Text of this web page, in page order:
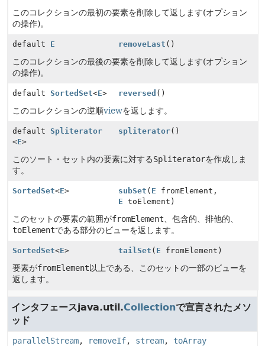
このコレクションの最初の要素を削除して返します(オプション
の操作)。
default E removeLast ()
このコレクションの最後の要素を削除して返します(オプション
の操作)。
default SortedSet<E> reversed ()
このコレクションの逆順viewを返します。
default Spliterator
<E>
spliterator()
このソート・セット内の要素に対するSpliteratorを作成しま
す。
SortedSet<E> subSet ( E fromElement,
E toElement)
このセットの要素の範囲がfromElement 、包含的、排他的、
toElementである部分のビューを返します。
SortedSet<E> tailSet ( E fromElement)
要素がfromElement以上である、このセットの一部のビューを
返します。
インタフェースjava.util.Collectionで宣言されたメソ
ッド
parallelStream, removeIf, stream, toArray